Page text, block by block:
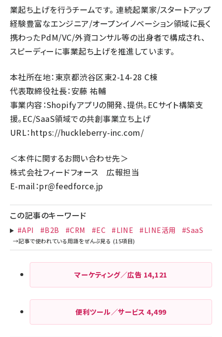
業起ち上げを行うチームです。 連続起業家/スタートアップ
経験豊富なエンジニア/オープンイノベーション領域に長く
携わったPdM/VC/外資コンサル等の出身者で構成され、
スピーディーに事業起ち上げを推進しています。
本社所在地：東京都渋谷区東2-14-28 C棟
代表取締役社長：安藤 祐輔
事業内容：Shopifyアプリの開発、提供。ECサイト構築支
援。EC/SaaS領域での共創事業立ち上げ
URL：https://huckleberry-inc.com/
＜本件に関するお問い合わせ先＞
株式会社フィードフォース 広報担当
E-mail：pr@feedforce.jp
この記事のキーワード
#API #B2B #CRM #EC #LINE #LINE活用 #SaaS
マーケティング／広告 14,121
便利ツール／サービス4,499